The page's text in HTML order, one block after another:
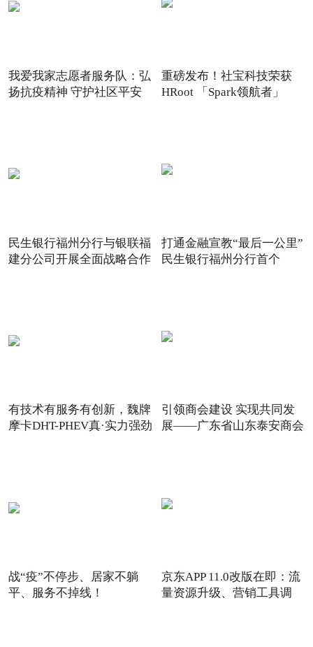
我爱我家志愿者服务队：弘
扬抗疫精神 守护社区平安
重磅发布！社宝科技荣获
HRoot 「Spark领航者」
民生银行福州分行与银联福
建分公司开展全面战略合作
打通金融宣教“最后一公里”
民生银行福州分行首个
有技术有服务有创新，魏牌
摩卡DHT-PHEV真·实力强劲
引领商会建设 实现共同发
展——广东省山东泰安商会
战“疫”不停步、居家不躺
平、服务不掉线！
京东APP 11.0改版在即：流
量资源升级、营销工具调